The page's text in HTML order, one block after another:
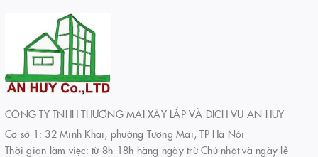
CÔNG TY TNHH THƯƠNG MẠI XÂY LẮP VÀ DỊCH VỤ AN HUY
Cơ sở 1: 32 Minh Khai, phường Tương Mai, TP Hà Nội
Thời gian làm việc: từ 8h-18h hàng ngày trừ Chủ nhật và ngày lễ